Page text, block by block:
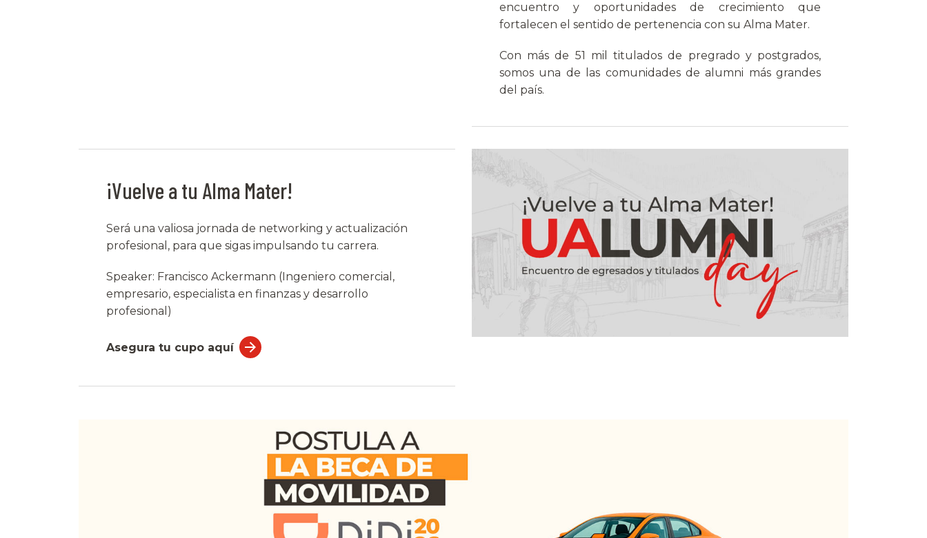
encuentro y oportunidades de crecimiento que
fortalecen el sentido de pertenencia con su Alma Mater.
Con más de 51 mil titulados de pregrado y postgrados,
somos una de las comunidades de alumni más grandes
del país.
¡Vuelve a tu Alma Mater!
Será una valiosa jornada de networking y actualización
profesional, para que sigas impulsando tu carrera.
Speaker: Francisco Ackermann (Ingeniero comercial,
empresario, especialista en finanzas y desarrollo
profesional)
Asegura tu cupo aquí